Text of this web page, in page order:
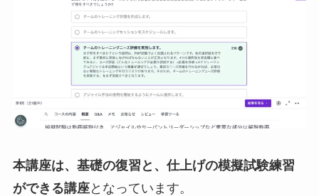
本講座は、基礎の復習と、仕上げの模擬試験練習
ができる講座となっています。